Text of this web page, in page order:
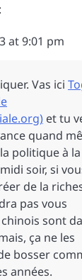
at 9:01 pm
Vas ici
et tu
quand
politique à la
soir, si
de la
pas vous
sont
ça ne les
bosser
années.